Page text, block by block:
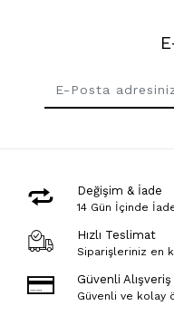
Değişim & İade
14 Gün İçinde
Hızlı Teslimat
Siparişleriniz en
Güvenli Alışveriş
Güvenli ve kolay